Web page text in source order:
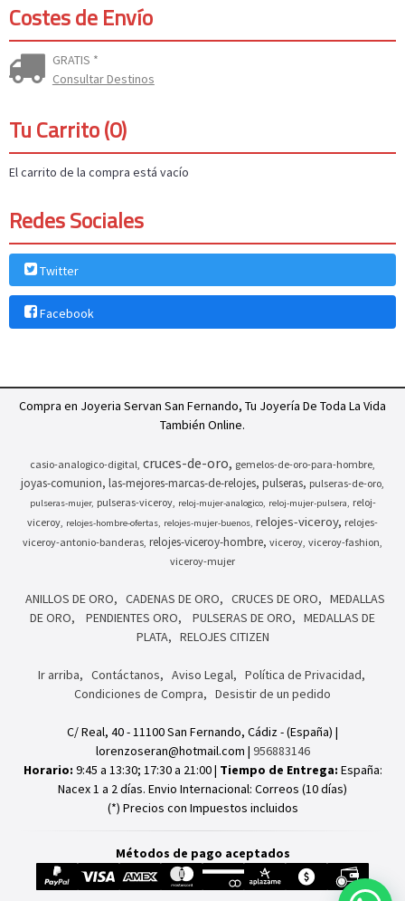
Costes de Envío
GRATIS *
Consultar Destinos
Tu Carrito (0)
El carrito de la compra está vacío
Redes Sociales
Twitter
Facebook
Compra en Joyeria Servan San Fernando, Tu Joyería De Toda La Vida
También Online.
casio-analogico-digital cruces-de-oro gemelos-de-oro-para-hombre
joyas-comunion las-mejores-marcas-de-relojes pulseras pulseras-de-oro
pulseras-mujer pulseras-viceroy reloj-mujer-analogico reloj-mujer-pulsera
reloj-
viceroy relojes-hombre-ofertas relojes-mujer-buenos relojes-viceroy relojes-
viceroy-antonio-banderas relojes-viceroy-hombre viceroy viceroy-fashion
viceroy-mujer
ANILLOS DE ORO CADENAS DE ORO CRUCES DE ORO
MEDALLAS
DE ORO
PENDIENTES ORO PULSERAS DE ORO
MEDALLAS DE
PLATA
RELOJES CITIZEN
Ir arriba Contáctanos Aviso Legal
Política de Privacidad
Condiciones de Compra
Desistir de un pedido
C/ Real, 40 - 11100 San Fernando, Cádiz - (España) |
lorenzoseran@hotmail.com | 956883146
Horario: 9:45 a 13:30; 17:30 a 21:00 | Tiempo de Entrega: España:
Nacex 1 a 2 días. Envio Internacional: Correos (10 días)
(*) Precios con Impuestos incluidos
Métodos de pago aceptados